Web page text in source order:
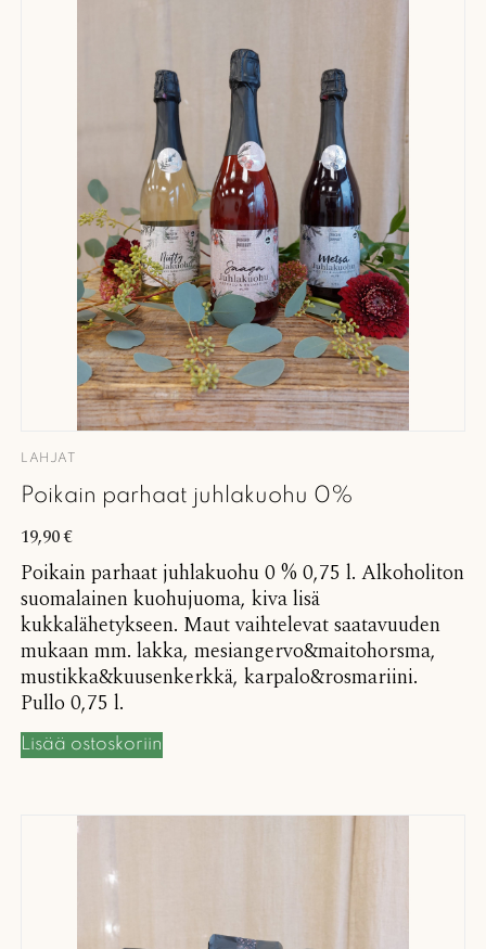
LAHJAT
Poikain parhaat juhlakuohu 0%
19,90€
Poikain parhaat juhlakuohu 0 % 0,75 l. Alkoholiton
suomalainen kuohujuoma, kiva lisä
kukkalähetykseen. Maut vaihtelevat saatavuuden
mukaan mm. lakka, mesiangervo&maitohorsma,
mustikka&kuusenkerkkä, karpalo&rosmariini.
Pullo 0,75 l.
Lisää ostoskoriin